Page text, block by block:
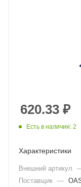
620.33 ₽
Есть в наличии: 2
Характеристики
Внешний артикул
Поставщик —